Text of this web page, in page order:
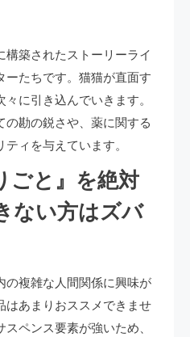
構築されたストーリーライ
ーたちです。猫猫が直面す
に引き込んでいきます。
の勘の鋭さや、薬に関する
ィを与えています。
ごと』を絶対
ない方はズバ
の複雑な人間関係に興味が
はあまりおススメできませ
ペンス要素が強いため、